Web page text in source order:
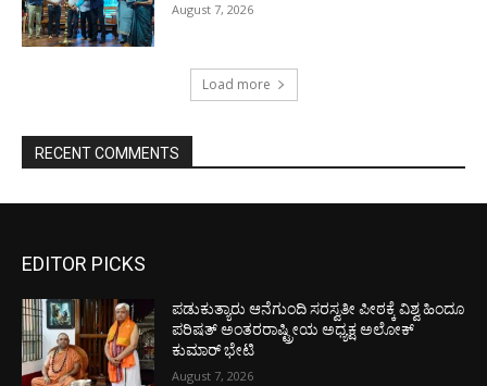
August 7, 2026
Load more
RECENT COMMENTS
EDITOR PICKS
ಪಡುಕುತ್ಯಾರು ಆನೆಗುಂದಿ ಸರಸ್ವತೀ ಪೀಠಕ್ಕೆ ವಿಶ್ವ ಹಿಂದೂ
ಪರಿಷತ್ ಅಂತರರಾಷ್ಟ್ರೀಯ ಅಧ್ಯಕ್ಷ ಅಲೋಕ್
ಕುಮಾರ್ ಭೇಟಿ
August 7, 2026